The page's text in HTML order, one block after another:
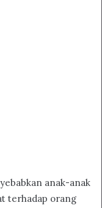
anak-anak
terhadap orang